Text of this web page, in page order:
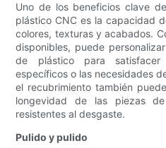
Uno de los beneficios clave
plástico CNC es la capacidad
colores, texturas y acabados.
disponibles, puede
de plástico para
específicos o las necesidades
el recubrimiento también
longevidad de las piezas
resistentes al desgaste.
Pulido y pulido